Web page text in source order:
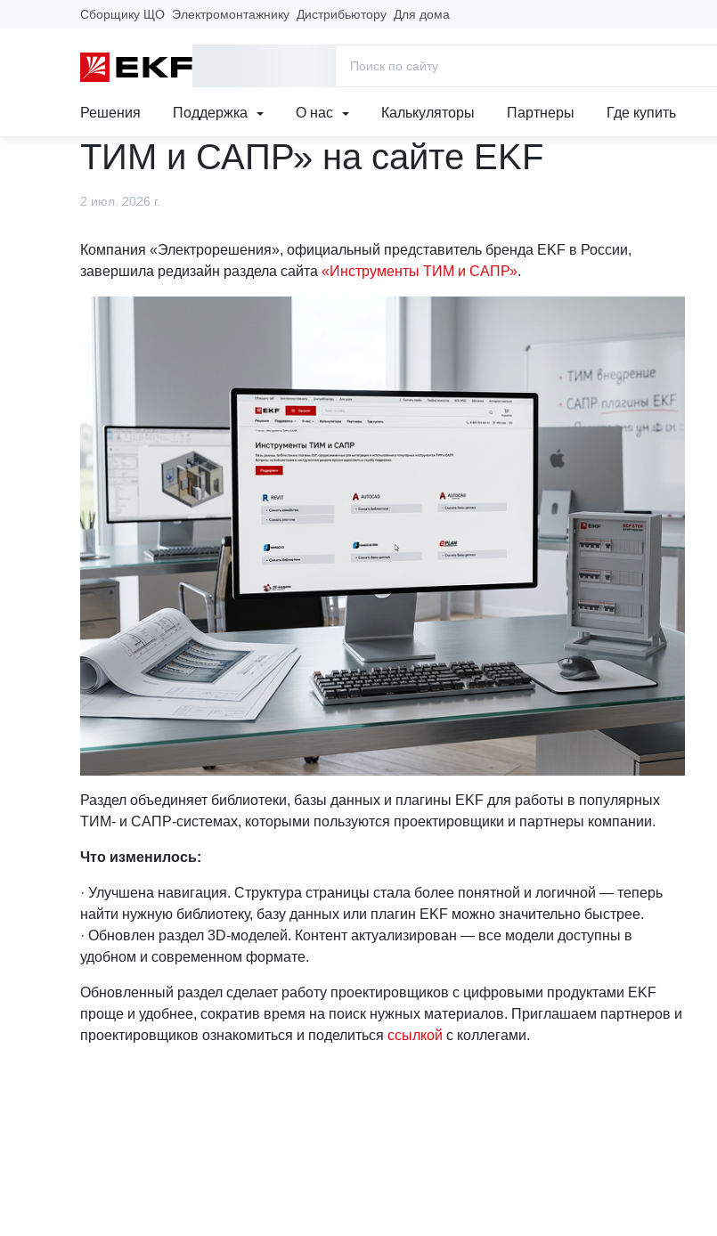
Сборщику ЩО Электромонтажнику Дистрибьютору Для дома
Решения Поддержка О нас Калькуляторы Партнеры Где купить
Главная
Обновлен раздел «Инструменты
ТИМ и САПР» на сайте EKF
2 июл. 2026 г.
Компания «Электрорешения», официальный представитель бренда EKF в России,
завершила редизайн раздела сайта «Инструменты ТИМ и САПР».
Раздел объединяет библиотеки, базы данных и плагины EKF для работы в популярных
ТИМ- и САПР-системах, которыми пользуются проектировщики и партнеры компании.
Что изменилось:
· Улучшена навигация. Структура страницы стала более понятной и логичной — теперь
найти нужную библиотеку, базу данных или плагин EKF можно значительно быстрее.
· Обновлен раздел 3D-моделей. Контент актуализирован — все модели доступны в
удобном и современном формате.
Обновленный раздел сделает работу проектировщиков с цифровыми продуктами EKF
проще и удобнее, сократив время на поиск нужных материалов. Приглашаем партнеров и
проектировщиков ознакомиться и поделиться ссылкой с коллегами.